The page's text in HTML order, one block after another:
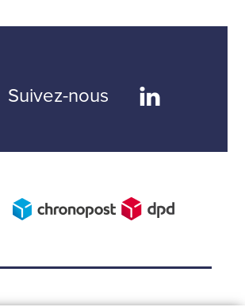
Suivez-nous